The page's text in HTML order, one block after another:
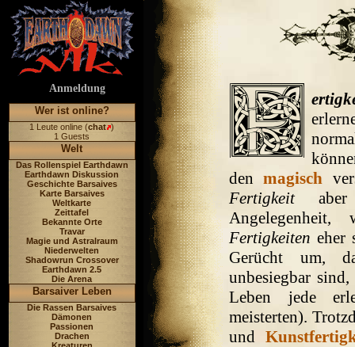
Anmeldung
Wer ist online?
1 Leute online (chat )
1 Guests
Welt
Das Rollenspiel Earthdawn
Earthdawn Diskussion
Geschichte Barsaives
Karte Barsaives
Weltkarte
Zeittafel
Bekannte Orte
Travar
Magie und Astralraum
Niederwelten
Shadowrun Crossover
Earthdawn 2.5
Die Arena
Barsaiver Leben
Die Rassen Barsaives
Dämonen
Passionen
Drachen
denmagisch
Fertigkeitaber
Fertigkeiten eher
Gerücht um,
unbesiegbar
Leben jede
meisterten).
und